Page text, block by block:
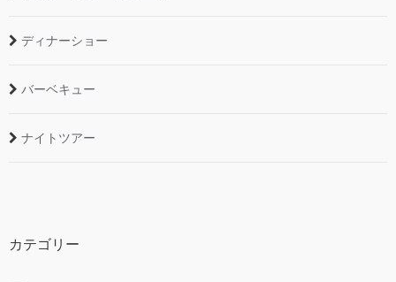
ディナーショー
バーベキュー
ナイトツアー
カテゴリー